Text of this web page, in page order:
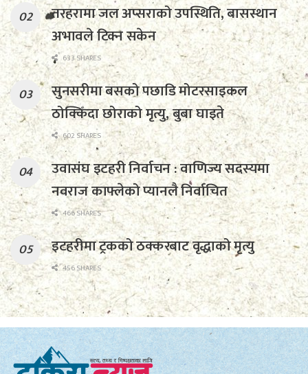
तरहरामा जल अप्सराको उपस्थिति, बासस्थान
अभावले टिक्न सकेन
633 SHARES
सुनसरीमा बसको पछाडि मोटरसाइकल
ठोक्किँदा छोराको मृत्यु, बुबा घाइते
602 SHARES
उवासंघ इटहरी निर्वाचन : वाणिज्य सदस्यमा
नवराज काफ्लेको प्यानलै निर्वाचित
466 SHARES
इटहरीमा ट्रकको ठक्करबाट वृद्धाको मृत्यु
456 SHARES